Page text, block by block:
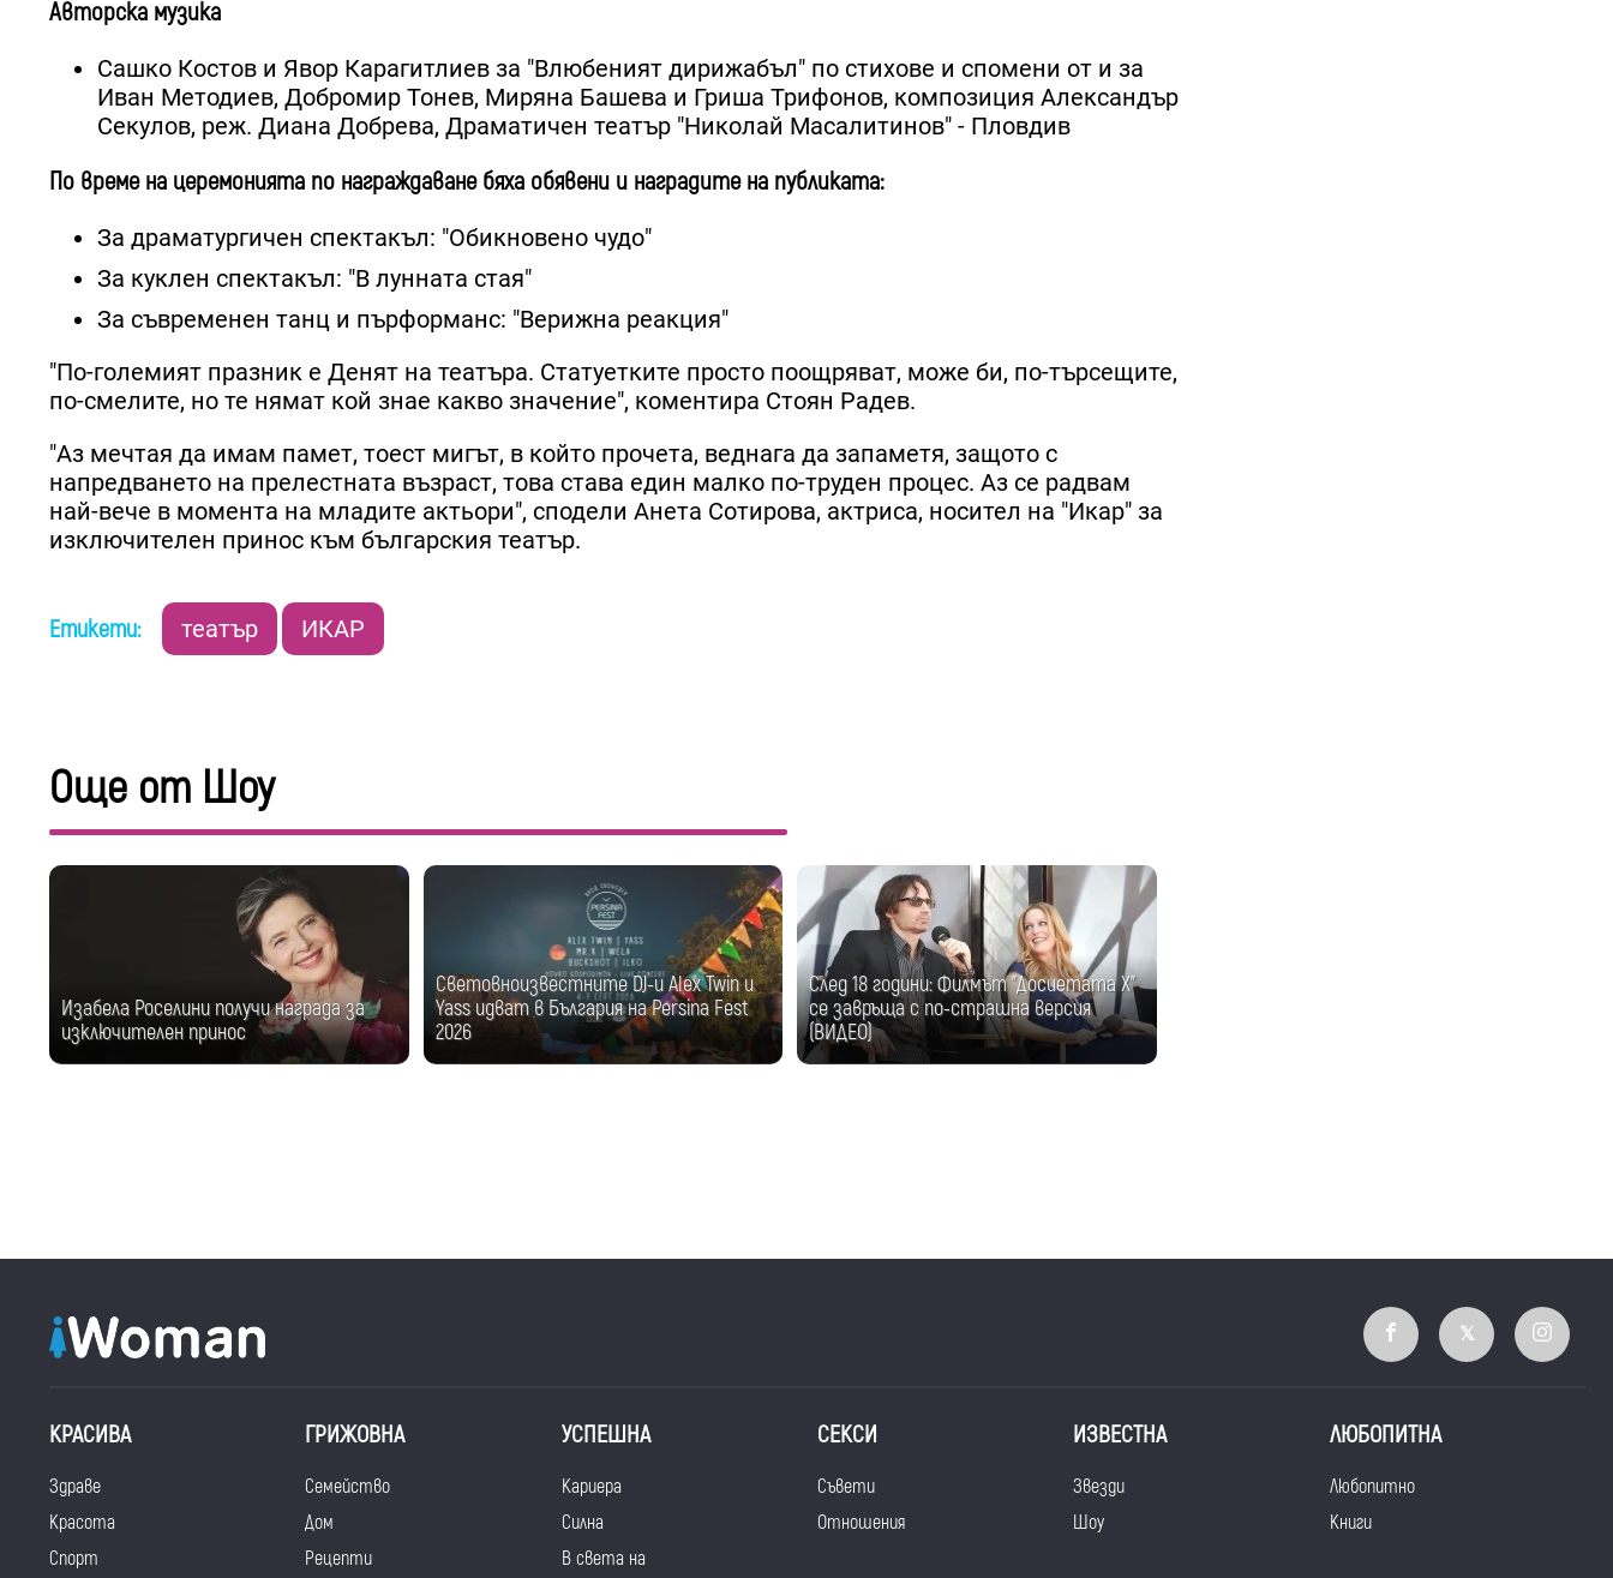
Авторска музика
Сашко Костов и Явор Карагитлиев за "Влюбеният дирижабъл" по стихове и спомени от и за
Иван Методиев, Добромир Тонев, Миряна Башева и Гриша Трифонов, композиция Александър
Секулов, реж. Диана Добрева, Драматичен театър "Николай Масалитинов" - Пловдив
По време на церемонията по награждаване бяха обявени и наградите на публиката:
За драматургичен спектакъл: "Обикновено чудо"
За куклен спектакъл: "В лунната стая"
За съвременен танц и пърформанс: "Верижна реакция"
"По-големият празник е Денят на театъра. Статуетките просто поощряват, може би, по-търсещите,
по-смелите, но те нямат кой знае какво значение", коментира Стоян Радев.
"Аз мечтая да имам памет, тоест мигът, в който прочета, веднага да запаметя, защото с
напредването на прелестната възраст, това става един малко по-труден процес. Аз се радвам
най-вече в момента на младите актьори", сподели Анета Сотирова, актриса, носител на "Икар" за
изключителен принос към българския театър.
Етикети: театър ИКАР
Още от Шоу
Изабела Роселини получи награда за
изключителен принос
Световноизвестните DJ-и Alex Twin и
Yass идват в България на Persina Fest
2026
След 18 години: Филмът "Досиетата Х"
се завръща с по-страшна версия
(ВИДЕО)
КРАСИВА
Здраве
Красота
Спорт
ГРИЖОВНА
Семейство
Дом
Рецепти
УСПЕШНА
Кариера
Силна
В света на
СЕКСИ
Съвети
Отношения
ИЗВЕСТНА
Звезди
Шоу
ЛЮБОПИТНА
Любопитно
Книги